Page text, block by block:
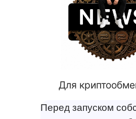
Для
Перед запуском